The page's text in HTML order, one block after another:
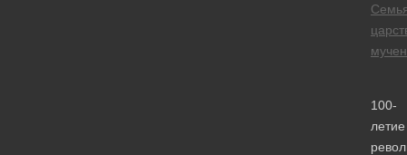
100-
летие